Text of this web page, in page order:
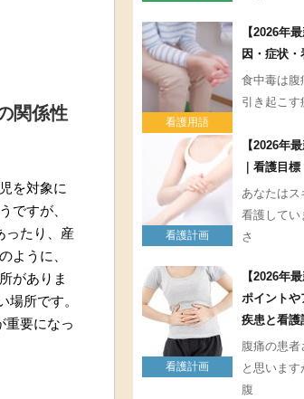
関係性
を対象に
ですが、
ったり、産
ように、
がありま
所です。
重要になっ
看護用語
【2026年
因・症状
食中毒は腹
引き起こ
看護計画
【2026年
｜看護目
あなたはス
看護してい
さ
看護計画
【2026年
ポイントや
疾患と看護
腹痛の患
と思います
腹